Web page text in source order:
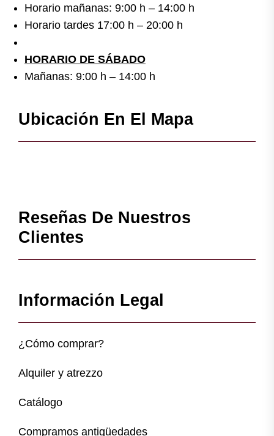
Horario mañanas: 9:00 h – 14:00 h
Horario tardes 17:00 h – 20:00 h
HORARIO DE SÁBADO
Mañanas: 9:00 h – 14:00 h
Ubicación En El Mapa
Reseñas De Nuestros
Clientes
Información Legal
¿Cómo comprar?
Alquiler y atrezzo
Catálogo
Compramos antigüedades